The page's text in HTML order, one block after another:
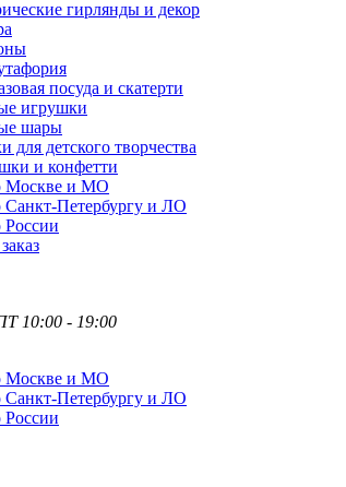
гирлянды и декор
посуда и скатерти
игрушки
шары
для детского творчества
и конфетти
Москве и МО
Санкт-Петербургу и ЛО
России
10:00 - 19:00
Москве и МО
Санкт-Петербургу и ЛО
России